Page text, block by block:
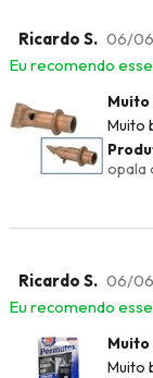
Ricardo S. 06/
Eu recomendo
Muito
Muito
opala
Ricardo S. 06/
Eu recomendo
Muito
Muito